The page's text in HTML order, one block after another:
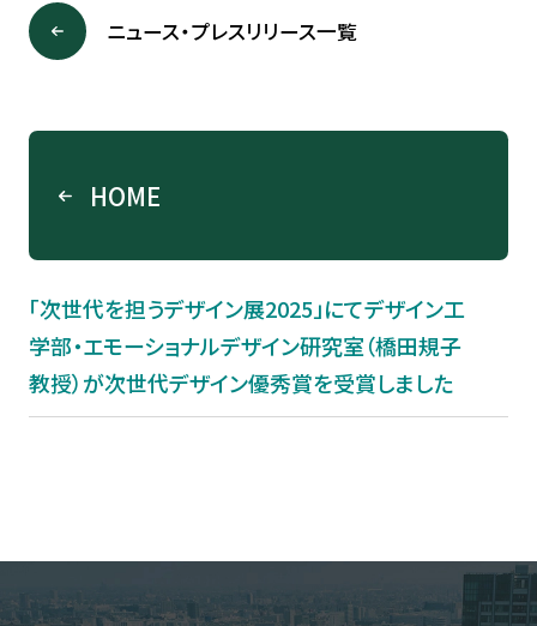
ニュース・プレスリリース一覧
HOME
「次世代を担うデザイン展2025」にてデザイン工
学部・エモーショナルデザイン研究室（橋田規子
教授）が次世代デザイン優秀賞を受賞しました